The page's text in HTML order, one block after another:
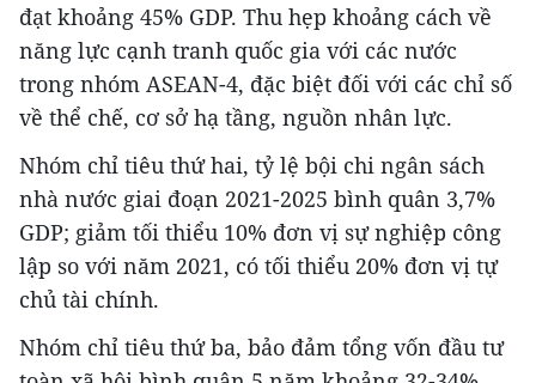
đạt khoảng 45% GDP. Thu hẹp khoảng cách về
năng lực cạnh tranh quốc gia với các nước
trong nhóm ASEAN-4, đặc biệt đối với các chỉ số
về thể chế, cơ sở hạ tầng, nguồn nhân lực.
Nhóm chỉ tiêu thứ hai, tỷ lệ bội chi ngân sách
nhà nước giai đoạn 2021-2025 bình quân 3,7%
GDP; giảm tối thiểu 10% đơn vị sự nghiệp công
lập so với năm 2021, có tối thiểu 20% đơn vị tự
chủ tài chính.
Nhóm chỉ tiêu thứ ba, bảo đảm tổng vốn đầu tư